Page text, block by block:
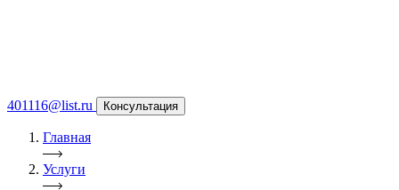
401116@list.ru Консультация
Главная
Услуги